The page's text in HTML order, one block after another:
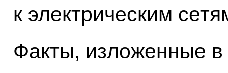
к электрическим
Факты, изложенные